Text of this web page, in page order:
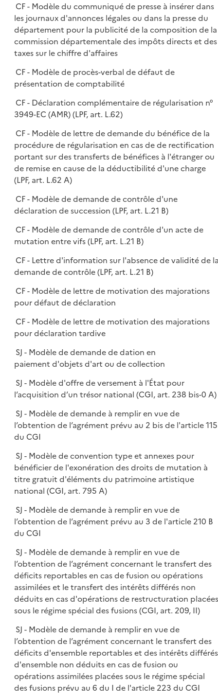
CF - Modèle du communiqué de presse à insérer dans
les journaux d'annonces légales ou dans la presse du
département pour la publicité de la composition de la
commission départementale des impôts directs et des
taxes sur le chiffre d'affaires
CF - Modèle de procès-verbal de défaut de
présentation de comptabilité
CF - Déclaration complémentaire de régularisation n°
3949-EC (AMR) (LPF, art. L.62)
CF - Modèle de lettre de demande du bénéfice de la
procédure de régularisation en cas de de rectification
portant sur des transferts de bénéfices à l'étranger ou
de remise en cause de la déductibilité d'une charge
(LPF, art. L.62 A)
CF - Modèle de demande de contrôle d'une
déclaration de succession (LPF, art. L.21 B)
CF - Modèle de demande de contrôle d'un acte de
mutation entre vifs (LPF, art. L.21 B)
CF - Lettre d'information sur l'absence de validité de
demande de contrôle (LPF, art. L.21 B)
CF - Modèle de lettre de motivation des majorations
pour défaut de déclaration
CF - Modèle de lettre de motivation des majorations
pour déclaration tardive
SJ - Modèle de demande de dation en
paiement d'objets d'art ou de collection
SJ - Modèle d'offre de versement à l'État pour
l’acquisition d’un trésor national (CGI, art. 238 bis-0 A)
SJ - Modèle de demande à remplir en vue de
l’obtention de l’agrément prévu au 2 bis de l'article 115
du CGI
SJ - Modèle de convention type et annexes pour
bénéficier de l'exonération des droits de mutation à
titre gratuit d'éléments du patrimoine artistique
national (CGI, art. 795 A)
SJ - Modèle de demande à remplir en vue de
l’obtention de l’agrément prévu au 3 de l'article 210 B
du CGI
SJ - Modèle de demande à remplir en vue de
l’obtention de l’agrément concernant le transfert des
déficits reportables en cas de fusion ou opérations
assimilées et le transfert des intérêts différés non
déduits en cas d'opérations de restructuration placées
sous le régime spécial des fusions (CGI, art. 209, II)
SJ - Modèle de demande à remplir en vue de
l’obtention de l’agrément concernant le transfert des
déficits d'ensemble reportables et des intérêts différés
d'ensemble non déduits en cas de fusion ou
opérations assimilées placées sous le régime spécial
des fusions prévu au 6 du I de l'article 223 du CGI